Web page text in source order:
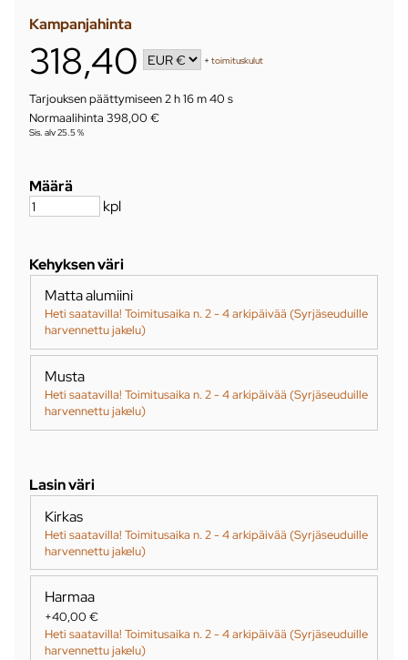
Kampanjahinta
318,40 +toimituskulut
Tarjouksen päättymiseen2 h 16 m 39 s
Normaalihinta 398,00 €
Sis. alv 25.5 %
Määrä
kpl
Kehyksen väri
Matta alumiini
Heti saatavilla! Toimitusaika n. 2 - 4 arkipäivää (Syrjäseuduille
harvennettu jakelu)
Musta
Heti saatavilla! Toimitusaika n. 2 - 4 arkipäivää (Syrjäseuduille
harvennettu jakelu)
Lasin väri
Kirkas
Heti saatavilla! Toimitusaika n. 2 - 4 arkipäivää (Syrjäseuduille
harvennettu jakelu)
Harmaa
+40,00 €
Heti saatavilla! Toimitusaika n. 2 - 4 arkipäivää (Syrjäseuduille
harvennettu jakelu)